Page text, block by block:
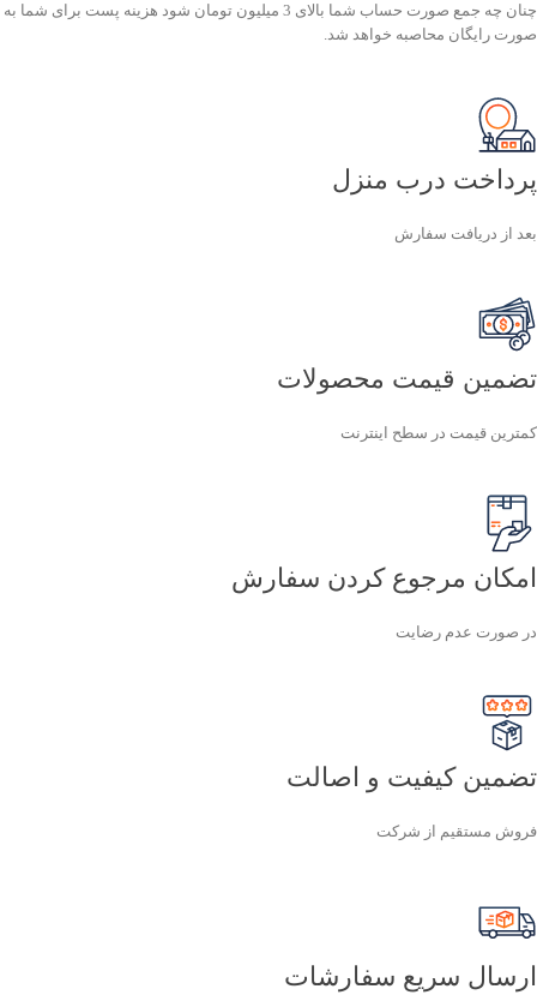
چنان چه جمع صورت حساب شما بالای 3 میلیون تومان شود هزینه پست برای شما به
صورت رایگان محاصبه خواهد شد.
پرداخت درب منزل
بعد از دریافت سفارش
تضمین قیمت محصولات
کمترین قیمت در سطح اینترنت
امکان مرجوع کردن سفارش
در صورت عدم رضایت
تضمین کیفیت و اصالت
فروش مستقیم از شرکت
ارسال سریع سفارشات